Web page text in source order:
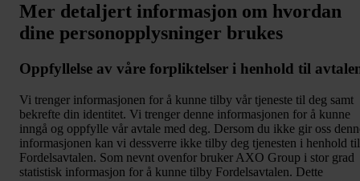
Mer detaljert informasjon om hvordan
dine personopplysninger brukes
Oppfyllelse av våre forpliktelser i henhold til
Vi trenger informasjonen for å kunne tilby vår tjeneste til deg samt
bekrefte din identitet. Vi trenger denne informasjonen for å kunne
inngå og oppfylle vår avtale med deg. Dersom du ikke gir oss
informasjonen kan vi dessverre ikke tilby deg tjenesten i henhold til
Fordelsavtalen. Som nevnt ovenfor bruker AXO Group i stor grad
statistisk informasjon for å kunne tilby Fordelsavtalen. Dette